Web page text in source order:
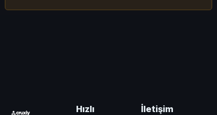
Hızlı
İletişim